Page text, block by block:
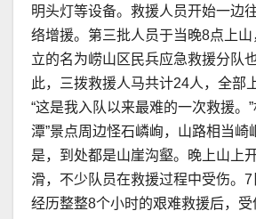
明头灯等设备。救援人员开始一边
络增援。第三批人员于当晚8点上
立的名为崂山区民兵应急救援分队
此，三拨救援人马共计24人，全部
“这是我入队以来最难的一次救援。”
潭”景点周边怪石嶙峋，山路相当崎
是，到处都是山崖沟壑。晚上山上
滑，不少队员在救援过程中受伤。
经历整整8个小时的艰难救援后，